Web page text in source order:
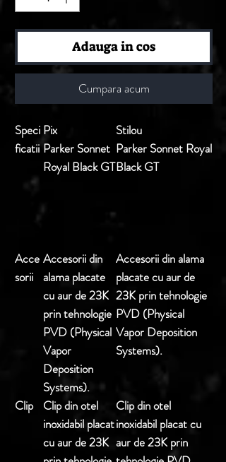
Adauga in cos
Cumpara acum
Speci
ficatii
Pix
Parker Sonnet
Royal Black GT
Stilou
Parker Sonnet Royal
Black GT
Acce
sorii
Accesorii din
alama placate
cu aur de 23K
prin tehnologie
PVD (Physical
Vapor
Deposition
Systems).
Accesorii din alama
placate cu aur de
23K prin tehnologie
PVD (Physical
Vapor Deposition
Systems).
Clip
Clip din otel
inoxidabil placat
cu aur de 23K
Clip din otel
inoxidabil placat cu
aur de 23K prin